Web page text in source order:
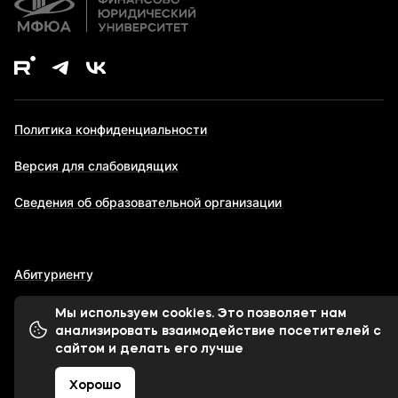
Политика конфиденциальности
Версия для слабовидящих
Сведения об образовательной организации
Абитуриенту
© 1998-2026 Московский финансово-юридический
университет МФЮА
Мы используем cookies. Это позволяет нам
анализировать взаимодействие посетителей с
сайтом и делать его лучше
Хорошо